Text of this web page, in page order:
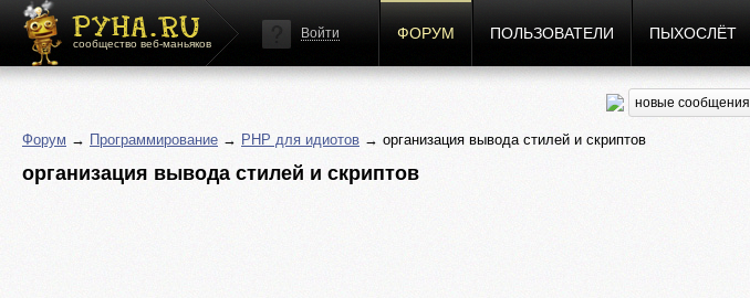
сообщество веб-маньяков
Войти ФОРУМ ПОЛЬЗОВАТЕЛИ ПЫХОСЛЁТ
новые сообщения
Форум → Программирование → PHP для идиотов → организация вывода стилей и скриптов
организация вывода стилей и скриптов